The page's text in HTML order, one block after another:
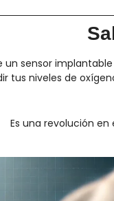
un sensor
tus niveles de
Es una revolución